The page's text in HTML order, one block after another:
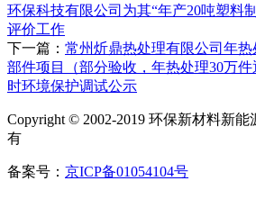
环保科技有限公司为其“年产20吨塑料
评价工作
下一篇： 常州炘鼎热处理有限公司年
部件项目（部分验收，年热处理30万
时环境保护调试公示
Copyright © 2002-2019 环保新材料新
有
备案号： 京ICP备01054104号